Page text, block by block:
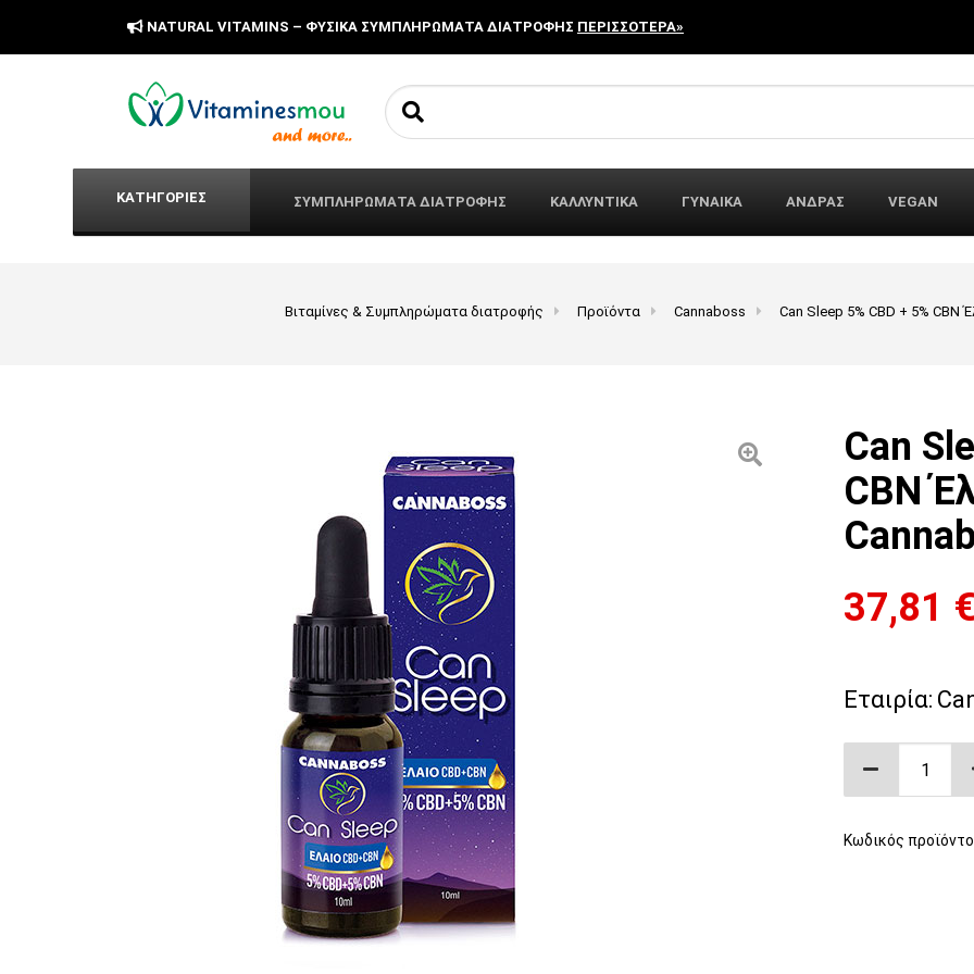
NATURAL VITAMINS – ΦΥΣΙΚΑ ΣΥΜΠΛΗΡΩΜΑΤΑ ΔΙΑΤΡΟΦΗΣ ΠΕΡΙΣΣΟΤΕΡΑ»
Search for:
ΚΑΤΗΓΟΡΙΕΣ ΣΥΜΠΛΗΡΩΜΑΤΑ ΔΙΑΤΡΟΦΗΣ ΚΑΛΛΥΝΤΙΚΑ ΓΥΝΑΙΚΑ ΑΝΔΡΑΣ VEGAN
Βιταμίνες & Συμπληρώματα διατροφής Προϊόντα Cannaboss Can Sleep 5% CBD + 5% CBN
Can
CBN
37,81 €
Εταιρία:
Can Sleep
Κωδικός